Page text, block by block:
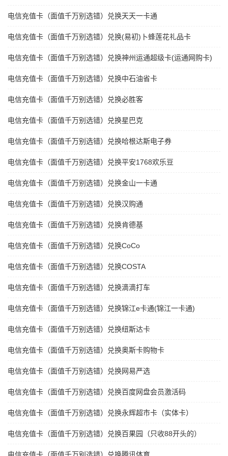
电信充值卡（面值千万别选错）兑换天天一卡通
电信充值卡（面值千万别选错）兑换(易初)卜蜂莲花礼品卡
电信充值卡（面值千万别选错）兑换神州运通超级卡(运通网购卡)
电信充值卡（面值千万别选错）兑换中石油省卡
电信充值卡（面值千万别选错）兑换必胜客
电信充值卡（面值千万别选错）兑换星巴克
电信充值卡（面值千万别选错）兑换哈根达斯电子券
电信充值卡（面值千万别选错）兑换平安1768欢乐豆
电信充值卡（面值千万别选错）兑换金山一卡通
电信充值卡（面值千万别选错）兑换汉购通
电信充值卡（面值千万别选错）兑换肯德基
电信充值卡（面值千万别选错）兑换CoCo
电信充值卡（面值千万别选错）兑换COSTA
电信充值卡（面值千万别选错）兑换滴滴打车
电信充值卡（面值千万别选错）兑换锦江e卡通(锦江一卡通)
电信充值卡（面值千万别选错）兑换纽斯达卡
电信充值卡（面值千万别选错）兑换奥斯卡购物卡
电信充值卡（面值千万别选错）兑换网易严选
电信充值卡（面值千万别选错）兑换百度网盘会员激活码
电信充值卡（面值千万别选错）兑换永辉超市卡（实体卡）
电信充值卡（面值千万别选错）兑换百果园（只收88开头的）